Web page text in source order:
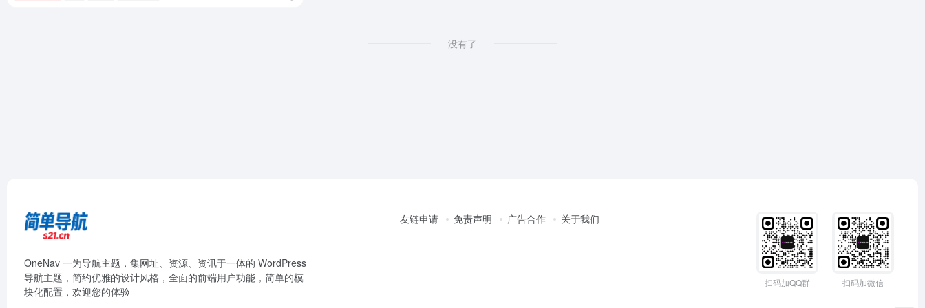
没有了
OneNav 一为导航主题，集网址、资源、资讯于一体的 WordPress
导航主题，简约优雅的设计风格，全面的前端用户功能，简单的模
块化配置，欢迎您的体验
友链申请 免责声明 广告合作 关于我们
扫码加QQ群 扫码加微信